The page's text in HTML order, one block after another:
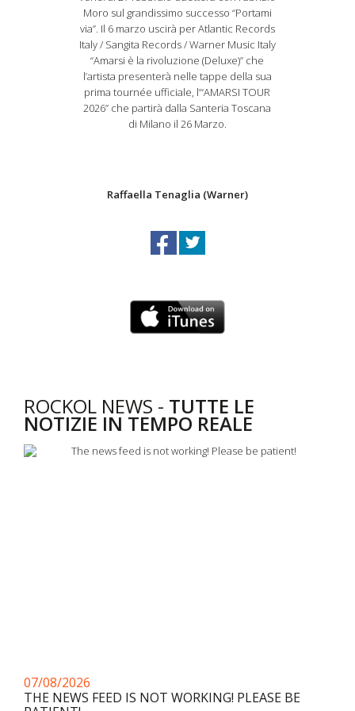
Moro sul grandissimo successo “Portami
via”. Il 6 marzo uscirà per Atlantic Records
Italy / Sangita Records / Warner Music Italy
“Amarsi è la rivoluzione (Deluxe)” che
l’artista presenterà nelle tappe della sua
prima tournée ufficiale, l’“AMARSI TOUR
2026” che partirà dalla Santeria Toscana
di Milano il 26 Marzo.
Raffaella Tenaglia (Warner)
ROCKOL NEWS - TUTTE LE
NOTIZIE IN TEMPO REALE
07/08/2026
THE NEWS FEED IS NOT WORKING! PLEASE BE